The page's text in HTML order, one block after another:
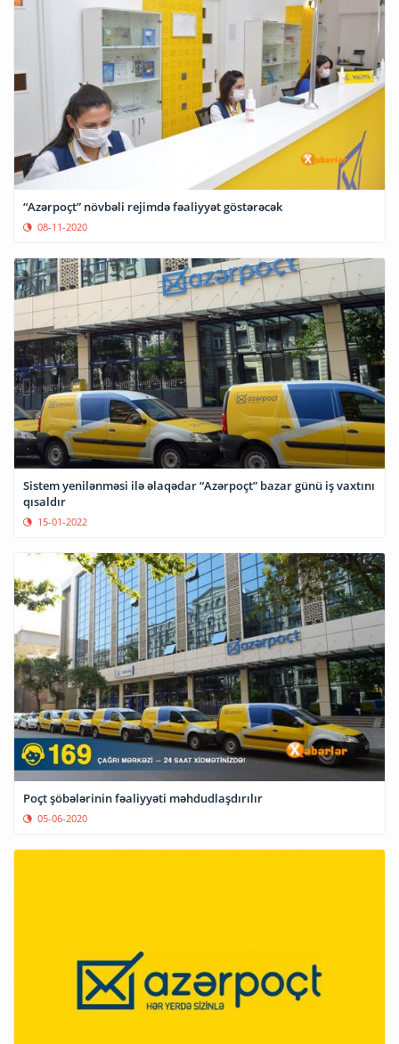
“Azərpoçt” növbəli rejimdə fəaliyyət göstərəcək
08-11-2020
Sistem yenilənməsi ilə əlaqədar “Azərpoçt” bazar günü iş vaxtını
qısaldır
15-01-2022
Poçt şöbələrinin fəaliyyəti məhdudlaşdırılır
05-06-2020